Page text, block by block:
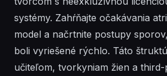
systémy. Zahŕňajte očakávania
model a načrtnite postupy
boli vyriešené rýchlo. Táto
učiteľom, tvorkyniam žien a